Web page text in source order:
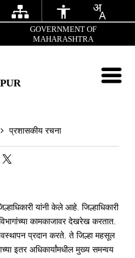
GOVERNMENT OF
MAHARASHTRA
प्रशासकीय रचना
यांनी केले आहे. जिल्हाधिकारी
कामकाजावर देखरेख करतात.
प्रदान करते. ते जिल्हा महसूल
इतर अधिकार्यांमधील मुख्य समन्वय